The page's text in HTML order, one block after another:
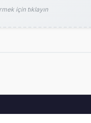
için tıklayın